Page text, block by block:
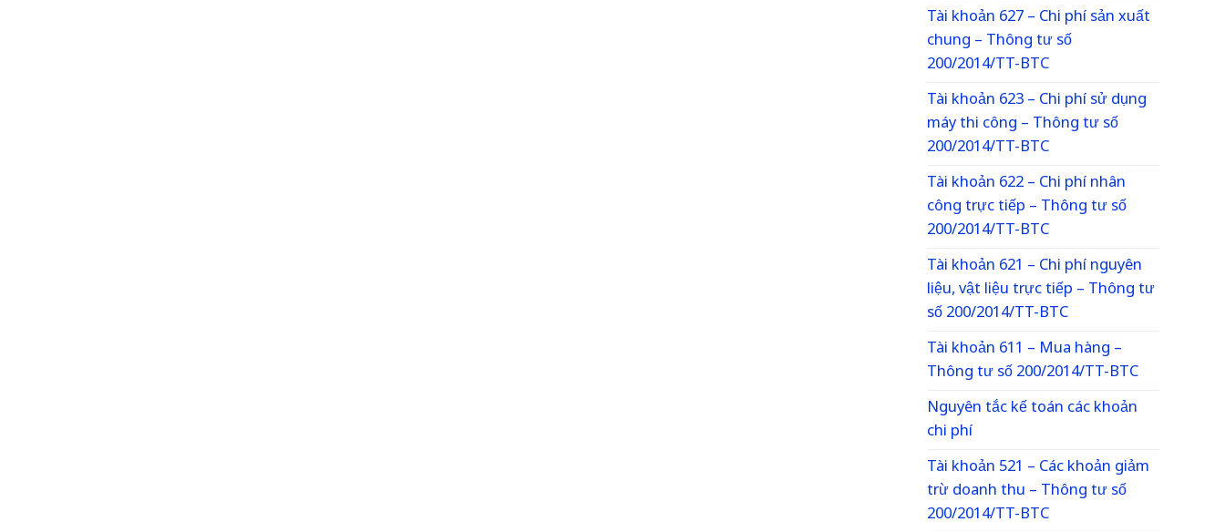
Tài khoản 627 – Chi phí sản xuất
chung – Thông tư số
200/2014/TT-BTC
Tài khoản 623 – Chi phí sử dụng
máy thi công – Thông tư số
200/2014/TT-BTC
Tài khoản 622 – Chi phí nhân
công trực tiếp – Thông tư số
200/2014/TT-BTC
Tài khoản 621 – Chi phí nguyên
liệu, vật liệu trực tiếp – Thông tư
số 200/2014/TT-BTC
Tài khoản 611 – Mua hàng –
Thông tư số 200/2014/TT-BTC
Nguyên tắc kế toán các khoản
chi phí
Tài khoản 521 – Các khoản giảm
trừ doanh thu – Thông tư số
200/2014/TT-BTC